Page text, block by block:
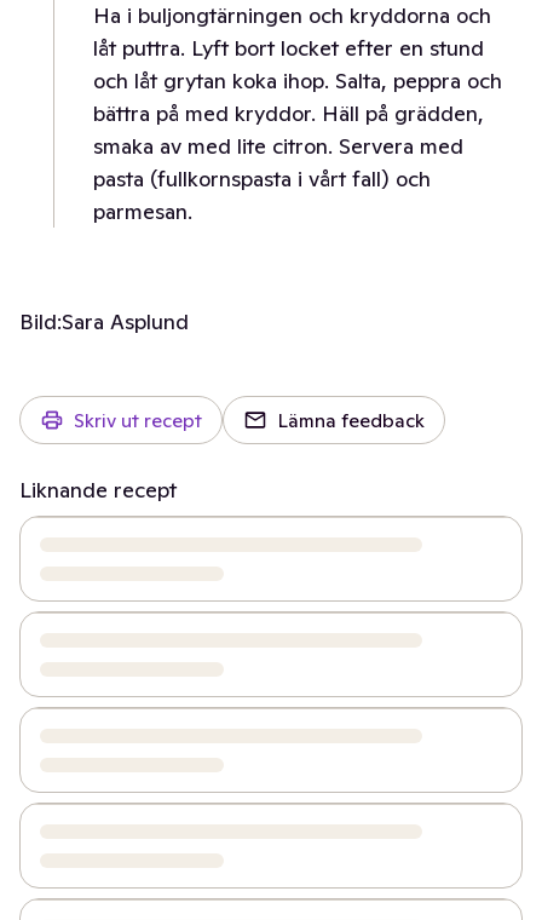
Ha i buljongtärningen och kryddorna och
låt puttra. Lyft bort locket efter en stund
och låt grytan koka ihop. Salta, peppra och
bättra på med kryddor. Häll på grädden,
smaka av med lite citron. Servera med
pasta (fullkornspasta i vårt fall) och
parmesan.
Bild:Sara Asplund
Skriv ut recept Lämna feedback
Liknande recept